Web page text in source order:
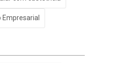
Empresarial